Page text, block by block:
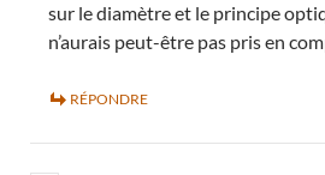
sur le diamètre et le principe
n’aurais peut-être pas pris en
RÉPONDRE